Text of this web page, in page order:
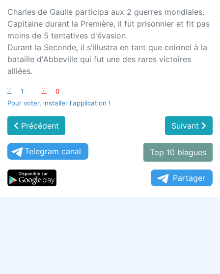
Charles de Gaulle participa aux 2 guerres mondiales.
Capitaine durant la Première, il fut prisonnier et fit pas
moins de 5 tentatives d'évasion.
Durant la Seconde, il s'illustra en tant que colonel à la
bataille d'Abbeville qui fut une des rares victoires
alliées.
:-) 1 :-(
0
Pour voter, installer l'application !
Précédent Suivant
Telegram canal Top 10 blagues
Partager